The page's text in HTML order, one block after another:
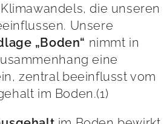
die unseren
Unsere
„Boden“ nimmt in
eine
zentral beeinflusst vom
im Boden.(1)